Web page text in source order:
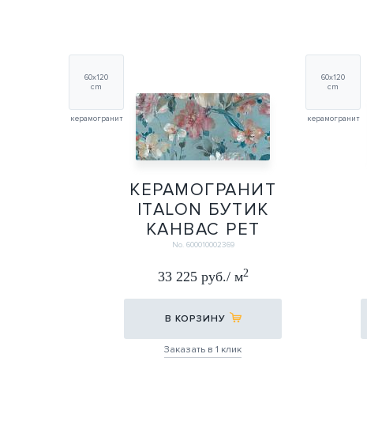
60x120
cm
керамогранит
КЕРАМОГРАНИТ
ITALON БУТИК
КАНВАС РЕТ
60Х120
60X120
No. 600010002369
33 225 руб./ м2
В КОРЗИНУ
Заказать в 1 клик
60x120
cm
керамогранит